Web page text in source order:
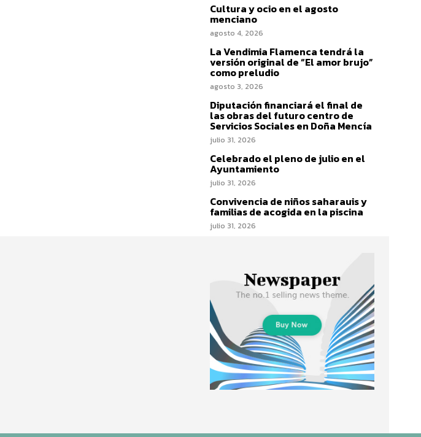
Cultura y ocio en el agosto
menciano
agosto 4, 2026
La Vendimia Flamenca tendrá la
versión original de “El amor brujo”
como preludio
agosto 3, 2026
Diputación financiará el final de
las obras del futuro centro de
Servicios Sociales en Doña Mencía
julio 31, 2026
Celebrado el pleno de julio en el
Ayuntamiento
julio 31, 2026
Convivencia de niños saharauis y
familias de acogida en la piscina
julio 31, 2026